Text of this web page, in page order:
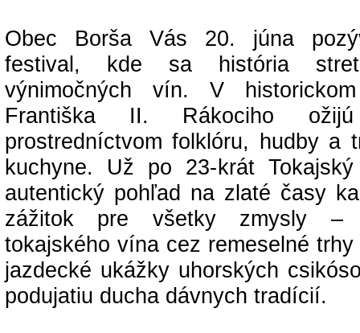
Obec Borša Vás 20. júna
festival, kde sa história
výnimočných vín. V
Františka II. Rákociho
prostredníctvom folklóru, hudby a
kuchyne. Už po 23-krát
autentický pohľad na zlaté časy
zážitok pre všetky zmysly –
tokajského vína cez remeselné
jazdecké ukážky uhorských
podujatiu ducha dávnych tradícií.